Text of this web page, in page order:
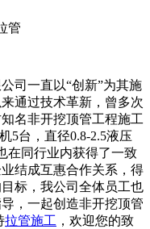
司一直以“创新”为其施
通过技术革新，曾多次
名非开挖顶管工程施工
5台，直径0.8-2.5液压
在同行业内获得了一致
结成互惠合作关系，得
标，我公司全体员工也
，一起创造非开挖顶管
拉管施工 ，欢迎您的致